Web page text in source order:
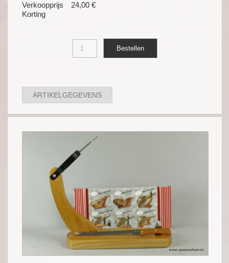
Verkoopprijs
24,00 €
Korting
ARTIKELGEGEVENS